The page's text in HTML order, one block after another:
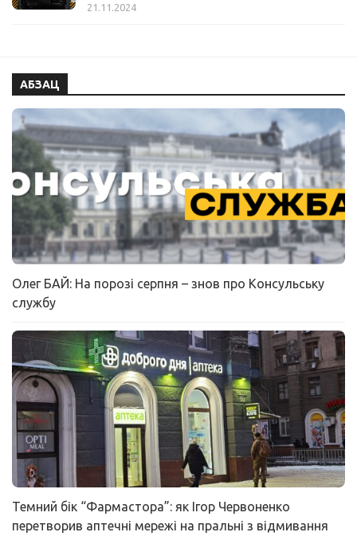
21.11.2024
АБЗАЦ
Олег БАЙ: На порозі серпня – знов про Консульську
службу
Темний бік “Фармастора”: як Ігор Червоненко
перетворив аптечні мережі на пральні з відмивання